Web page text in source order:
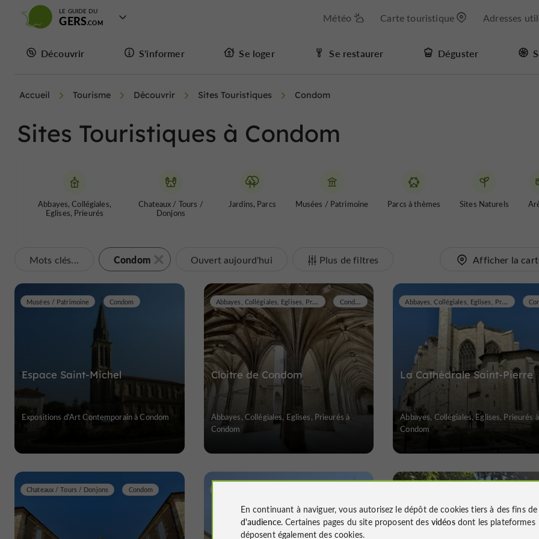
LE GUIDE DU
GERS Météo Carte touristique Adresses
Découvrir S'informer Se loger Se restaurer Déguster
Accueil Tourisme Découvrir Sites Touristiques Condom
Sites Touristiques à Condom
Abbayes, Collégiales,
Eglises, Prieurés
Chateaux / Tours /
Donjons
Jardins, Parcs Musées / Patrimoine Parcs à thèmes Sites Naturels
Mots clés... Condom Ouvert aujourd'hui Plus de filtres Afficher la
Espace Saint-Michel
Musées / Patrimoine Condom
Expositions d'Art Contemporain à Condom
Cloitre de Condom
Abbayes, Collégiales, Eglises, Prieurés Condom
Abbayes, Collégiales, Eglises, Prieurés à
Condom
La Cathédrale Saint-Pierre
Abbayes, Collégiales, Eglises, Prieurés
Abbayes, Collégiales, Eglises, Prieurés à
Condom
Chateaux / Tours / Donjons Condom
En continuant à naviguer, vous autorisez le dépôt de cookies tiers à des fins de
d'audience. Certaines pages du site proposent des vidéosdont les plateformes
déposent également des cookies.